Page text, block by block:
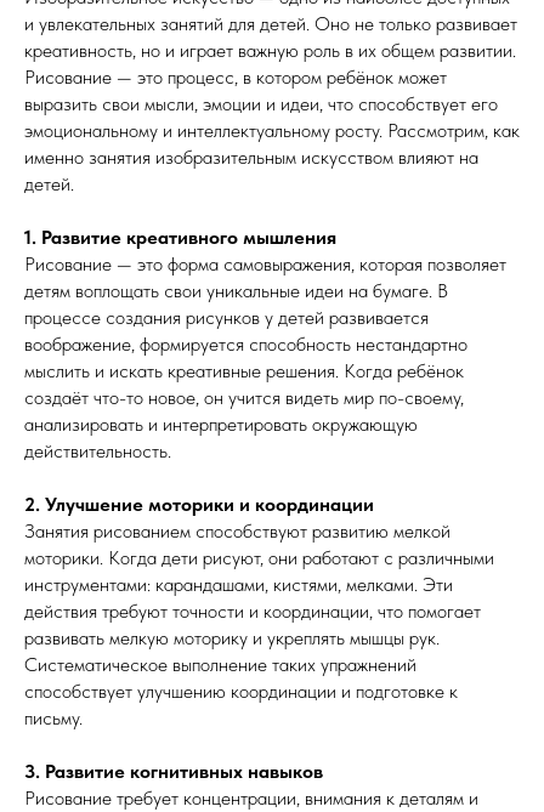
и увлекательных занятий для детей. Оно не только развивает
креативность, но и играет важную роль в их общем развитии.
Рисование — это процесс, в котором ребёнок может
выразить свои мысли, эмоции и идеи, что способствует его
эмоциональному и интеллектуальному росту. Рассмотрим, как
именно занятия изобразительным искусством влияют на
детей.
1. Развитие креативного мышления
Рисование — это форма самовыражения, которая позволяет
детям воплощать свои уникальные идеи на бумаге. В
процессе создания рисунков у детей развивается
воображение, формируется способность нестандартно
мыслить и искать креативные решения. Когда ребёнок
создаёт что-то новое, он учится видеть мир по-своему,
анализировать и интерпретировать окружающую
действительность.
2. Улучшение моторики и координации
Занятия рисованием способствуют развитию мелкой
моторики. Когда дети рисуют, они работают с различными
инструментами: карандашами, кистями, мелками. Эти
действия требуют точности и координации, что помогает
развивать мелкую моторику и укреплять мышцы рук.
Систематическое выполнение таких упражнений
способствует улучшению координации и подготовке к
письму.
3. Развитие когнитивных навыков
Рисование требует концентрации, внимания к деталям и